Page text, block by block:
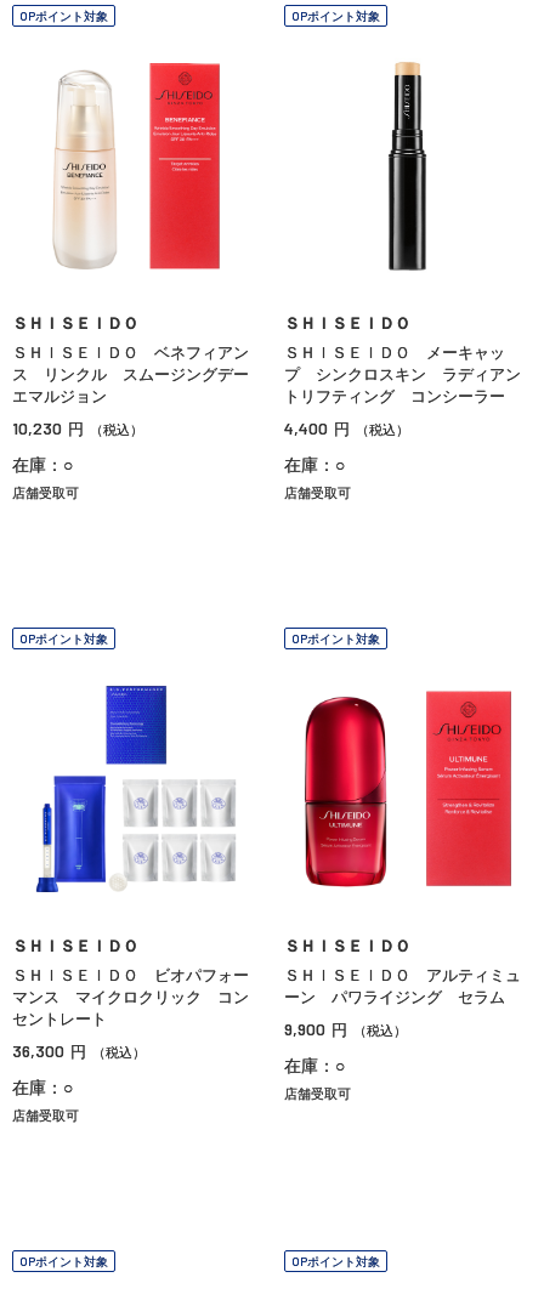
OPポイント対象
ＳＨＩＳＥＩＤＯ
ＳＨＩＳＥＩＤＯ ベネフィアン
ス リンクル スムージングデー
エマルジョン
10,230 円 （税込）
在庫：○
店舗受取可
OPポイント対象
ＳＨＩＳＥＩＤＯ
ＳＨＩＳＥＩＤＯ メーキャッ
プ シンクロスキン ラディアン
トリフティング コンシーラー
4,400 円 （税込）
在庫：○
店舗受取可
OPポイント対象
ＳＨＩＳＥＩＤＯ
ＳＨＩＳＥＩＤＯ ビオパフォー
マンス マイクロクリック コン
セントレート
36,300 円 （税込）
在庫：○
店舗受取可
OPポイント対象
ＳＨＩＳＥＩＤＯ
ＳＨＩＳＥＩＤＯ アルティミュ
ーン パワライジング セラム
9,900 円 （税込）
在庫：○
店舗受取可
OPポイント対象 OPポイント対象